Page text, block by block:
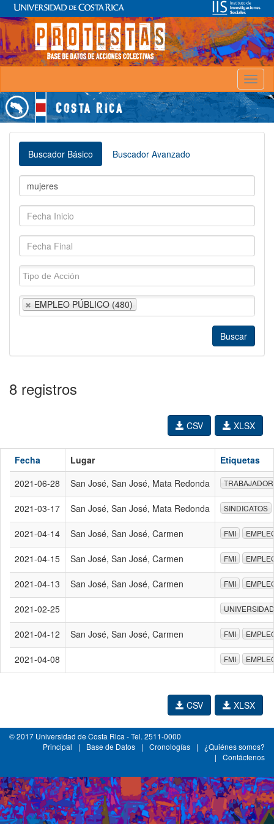
Buscador Básico Buscador Avanzado
EMPLEO PÚBLICO (480)
8 registros
XLSX
CSV
Fecha Lugar
Etiquetas
2021-06-28
San José, San José, Mata Redonda
2021-03-17 San José, San José, Mata Redonda SINDICATOS
2021-04-14 San José, San José, Carmen FMI
2021-04-15 San José, San José, Carmen FMI
2021-04-13 San José, San José, Carmen FMI
2021-02-25 UNIVERSIDAD
2021-04-12 San José, San José, Carmen FMI
2021-04-08 FMI
XLSX
CSV
© 2017 Universidad de Costa Rica - Tel. 2511-0000
Principal
| Base de Datos | Cronologías |
¿Quiénes somos?
|
Contáctenos